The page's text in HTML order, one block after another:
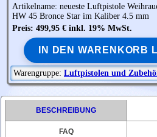
Artikelname: neueste Luftpistole
HW 45 Bronce Star im Kaliber 4.5 mm
Preis: 499,95 € inkl. 19% MwSt.
IN DEN WARENKORB
Warengruppe: Luftpistolen und
BESCHREIBUNG
FAQ